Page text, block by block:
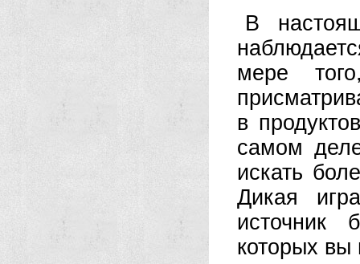
В
мере
в
самом
искать
Дикая
источник
которых вы